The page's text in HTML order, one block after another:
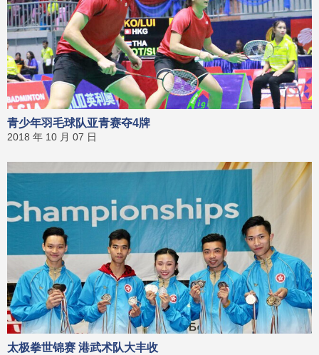
青少年羽毛球队亚青赛夺4牌
2018 年 10 月 07 日
太极拳世锦赛 港武术队大丰收